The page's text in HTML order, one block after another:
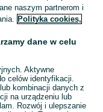
naszym partnerom i
Polityka cookies,
dane w celu
Aktywne
celów identyfikacji.
kombinacji danych z
na urządzeniu lub
Rozwój i ulepszanie